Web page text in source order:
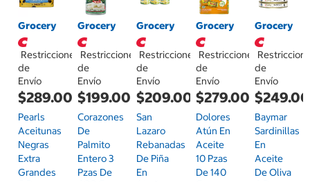
Grocery
Restricciones
de
Envío
$289.00
Pearls
Aceitunas
Negras
Extra
Grandes
Grocery
Restricciones
de
Envío
$199.00
Corazones
De
Palmito
Entero 3
Pzas De
Grocery
Restricciones
de
Envío
$209.00
San
Lazaro
Rebanadas
De Piña
En
Grocery
Restricciones
de
Envío
$279.00
Dolores
Atún En
Aceite
10 Pzas
De 140
Grocery
de
Envío
$249.00
Baymar
Sardinillas
En
Aceite
De Oliva